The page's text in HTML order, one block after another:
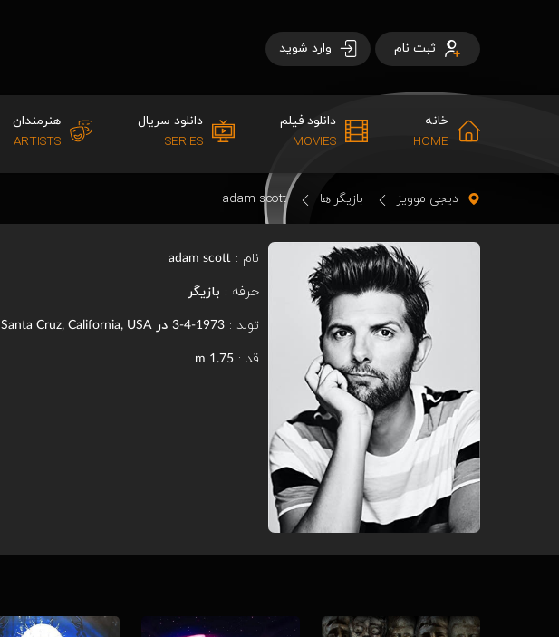
ثبت نام وارد شوید
خانه
HOME
دانلود فیلم
MOVIES
دانلود سریال
SERIES
هنرمندان
ARTISTS
دیجی موویز بازیگر ها adam scott
نام : adam scott
حرفه : بازیگر
تولد : 1973-4-3 درSanta Cruz, California, USA
قد : 1.75 m